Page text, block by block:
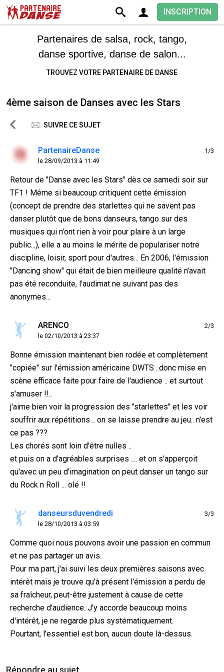
INSCRIPTION
Partenaires de salsa, rock, tango,
danse sportive, danse de salon...
TROUVEZ VOTRE PARTENAIRE DE DANSE
4ème saison de Danses avec les Stars
SUIVRE CE SUJET
PartenaireDanse
le 28/09/2013 à 11:49
1/3
Retour de "Danse avec les Stars" dès ce samedi soir sur
TF1 ! Même si beaucoup critiquent cette émission
(concept de prendre des starlettes qui ne savent pas
danser plutôt que de bons danseurs, tango sur des
musiques qui n'ont rien à voir pour plaire à un large
public...), elle a au moins le mérite de populariser notre
discipline, loisir, sport pour d'autres... En 2006, l'émission
"Dancing show" qui était de bien meilleure qualité n'avait
pas été reconduite, l'audimat ne suivant pas des
anonymes...
ARENCO
le 02/10/2013 à 23:37
2/3
Bonne émission maintenant bien rodée et complètement
"copiée" sur l'émission américaine DWTS ..donc mise en
scène efficace faite pour faire de l'audience .. et surtout
s'amuser !!..
j'aime bien voir la progression des "starlettes" et les voir
souffrir aux répétitions .. on se laisse prendre au jeu.. n'est
ce pas ???
Les chorés sont loin d'être nulles ..
et puis on a d'agréables surprises .... et on s'apperçoit
qu'avec un peu d'imagination on peut danser un tango sur
du Rock n Roll ... olé !!
danseursduvendredi
le 28/10/2013 à 03:59
3/3
Comme quoi nous pouvons avoir une passion en commun
et ne pas partager un avis.
Pour ma part, j'ai suivi les deux premières saisons avec
intérêt mais je trouve qu'à présent l'émission a perdu de
sa fraîcheur, peut-être justement à cause de cette
recherche d'audience. J'y accorde beaucoup moins
d'intérêt, je ne regarde plus systématiquement.
Pourtant, l'essentiel est bon, aucun doute là-dessus.
Répondre au sujet